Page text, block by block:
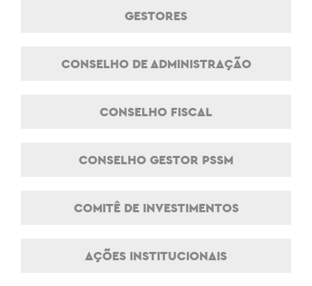
GESTORES
CONSELHO DE ADMINISTRAÇÃO
CONSELHO FISCAL
CONSELHO GESTOR PSSM
COMITÊ DE INVESTIMENTOS
AÇÕES INSTITUCIONAIS